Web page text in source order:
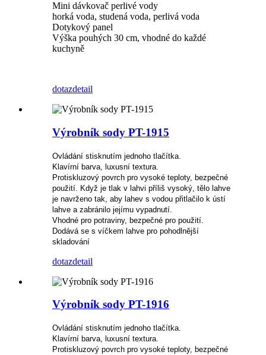
Mini dávkovač perlivé vody
horká voda, studená voda, perlivá voda
Dotykový panel
Výška pouhých 30 cm, vhodné do každé
kuchyně
dotazdetail
Výrobník sody PT-1915
Ovládání stisknutím jednoho tlačítka.
Klavírní barva, luxusní textura.
Protiskluzový povrch pro vysoké teploty, bezpečné
použití. Když je tlak v lahvi příliš vysoký, tělo lahve
je navrženo tak, aby lahev s vodou přitlačilo k ústí
lahve a zabránilo jejímu vypadnutí.
Vhodné pro potraviny, bezpečné pro použití.
Dodává se s víčkem lahve pro pohodlnější
skladování
dotazdetail
Výrobník sody PT-1916
Ovládání stisknutím jednoho tlačítka.
Klavírní barva, luxusní textura.
Protiskluzový povrch pro vysoké teploty, bezpečné